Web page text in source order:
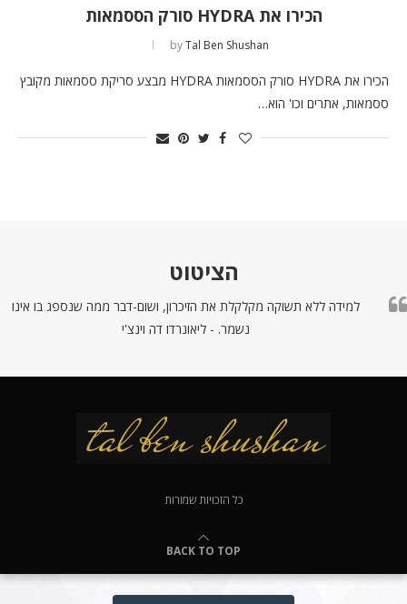
הכירו את HYDRA סורק הססמאות
byTal Ben Shushan
הכירו את HYDRA סורק הססמאות HYDRA מבצע סריקת ססמאות מקובץ
ססמאות, אתרים וכו' הוא…
הציטוט
למידה ללא תשוקה מקלקלת את הזיכרון, ושום-דבר ממה שנספג בו אינו
נשמר. - ליאונרדו דה וינצ'י
כל הזכויות שמורות
BACK TO TOP